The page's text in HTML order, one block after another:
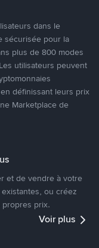
dans le
sécurisée pour la
plus de 800 modes
utilisateurs peuvent
définissant leurs prix
Marketplace de
et de vendre à votre
ou créez
prix.
Voir plus